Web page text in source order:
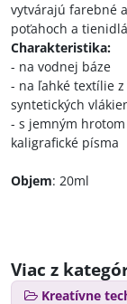
vytvárajú farebné
poťahoch a
Charakteristika:
- na vodnej báze
- na ľahké textílie
syntetických
- s jemným
kaligrafické písma
Objem: 20ml
Viac z
Kreatívne